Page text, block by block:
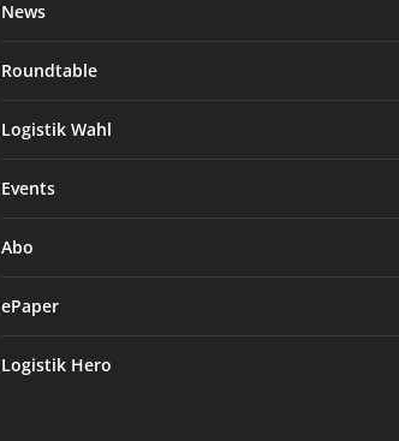
News
Roundtable
Logistik Wahl
Events
Abo
ePaper
Logistik Hero